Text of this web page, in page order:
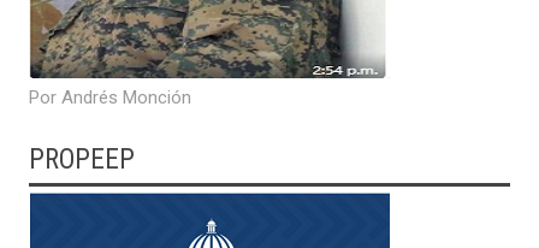
Por Andrés Monción
PROPEEP